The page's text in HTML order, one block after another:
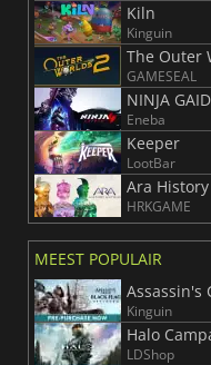
36.35
Baldur's Gate 3
Kiln
Kinguin
The Outer
GAMESEAL
NINJA
Eneba
Keeper
LootBar
Ara
HRKGAME
MEEST POPULAIR
Kinguin
Halo
LDShop